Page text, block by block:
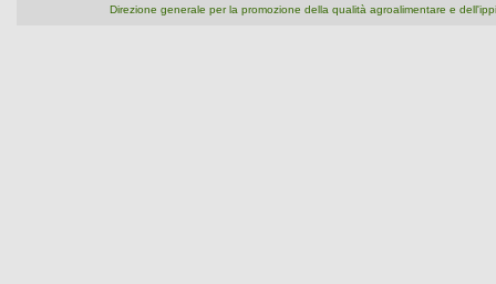
Direzione generale per la promozione della qualità agroalimentare e